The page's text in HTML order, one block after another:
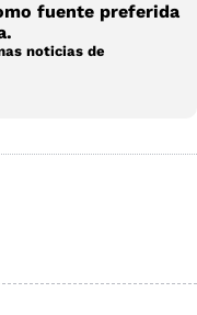
fuente preferida
noticias de